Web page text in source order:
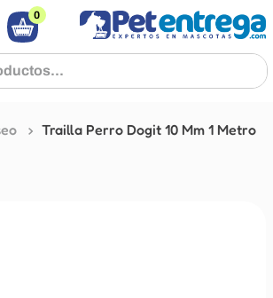
0
Trailla Perro Dogit 10 Mm 1 Metro